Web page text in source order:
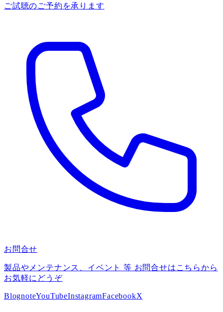
ご試聴のご予約を承ります
お問合せ
製品やメンテナンス、イベント 等 お問合せはこちらから
お気軽にどうぞ
BlognoteYouTubeInstagramFacebookX